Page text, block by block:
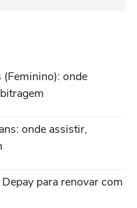
onde
onde assistir,
para renovar com